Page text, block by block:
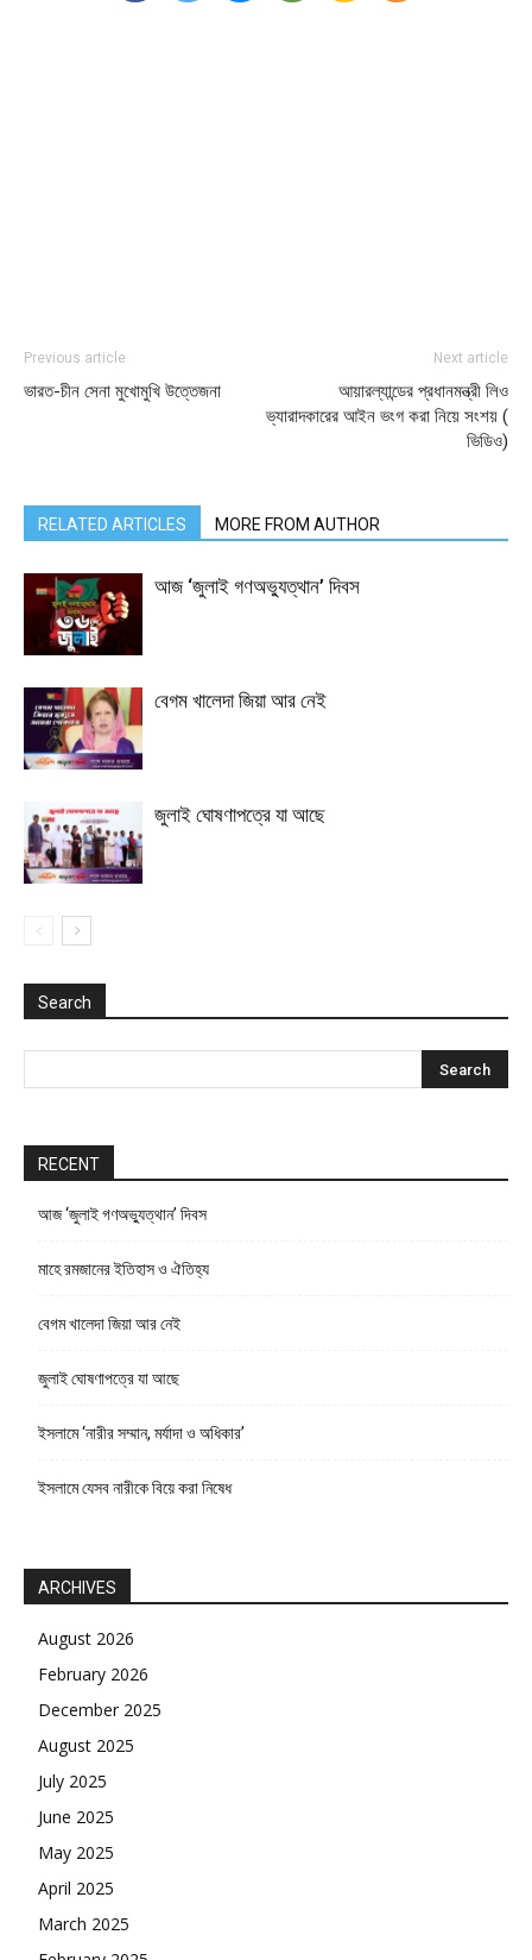
Previous article
ভারত-চীন সেনা মুখোমুখি উত্তেজনা
Next article
আয়ারল্যান্ডের প্রধানমন্ত্রী লিও
ভ্যারাদকারের আইন ভংগ করা নিয়ে সংশয় (
ভিডিও)
RELATED ARTICLES MORE FROM AUTHOR
আজ ‘জুলাই গণঅভ্যুত্থান’ দিবস
বেগম খালেদা জিয়া আর নেই
জুলাই ঘোষণাপত্রে যা আছে
Search
RECENT
আজ ‘জুলাই গণঅভ্যুত্থান’ দিবস
মাহে রমজানের ইতিহাস ও ঐতিহ্য
বেগম খালেদা জিয়া আর নেই
জুলাই ঘোষণাপত্রে যা আছে
ইসলামে ‘নারীর সম্মান, মর্যাদা ও অধিকার’
ইসলামে যেসব নারীকে বিয়ে করা নিষেধ
ARCHIVES
August 2026
February 2026
December 2025
August 2025
July 2025
June 2025
May 2025
April 2025
March 2025